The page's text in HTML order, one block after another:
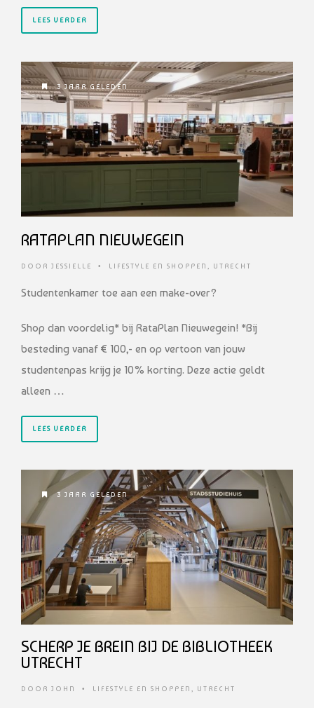
LEES VERDER
3 JAAR GELEDEN
RATAPLAN NIEUWEGEIN
DOOR JESSIELLE • LIFESTYLE EN SHOPPEN , UTRECHT
Studentenkamer toe aan een make-over?
Shop dan voordelig* bij RataPlan Nieuwegein! *Bij
besteding vanaf € 100,- en op vertoon van jouw
studentenpas krijg je 10% korting. Deze actie geldt
alleen …
LEES VERDER
3 JAAR GELEDEN
SCHERP JE BREIN BIJ DE BIBLIOTHEEK
UTRECHT
DOOR JOHN • LIFESTYLE EN SHOPPEN , UTRECHT